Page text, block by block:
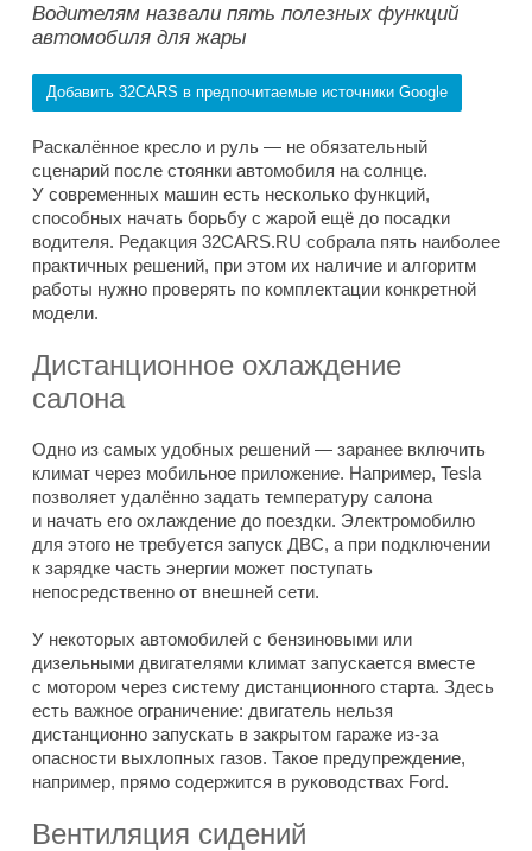
Водителям назвали пять полезных функций
автомобиля для жары
Добавить 32CARS в предпочитаемые источники Google
Раскалённое кресло и руль — не обязательный
сценарий после стоянки автомобиля на солнце.
У современных машин есть несколько функций,
способных начать борьбу с жарой ещё до посадки
водителя. Редакция 32CARS.RU собрала пять наиболее
практичных решений, при этом их наличие и алгоритм
работы нужно проверять по комплектации конкретной
модели.
Дистанционное охлаждение
салона
Одно из самых удобных решений — заранее включить
климат через мобильное приложение. Например, Tesla
позволяет удалённо задать температуру салона
и начать его охлаждение до поездки. Электромобилю
для этого не требуется запуск ДВС, а при подключении
к зарядке часть энергии может поступать
непосредственно от внешней сети.
У некоторых автомобилей с бензиновыми или
дизельными двигателями климат запускается вместе
с мотором через систему дистанционного старта. Здесь
есть важное ограничение: двигатель нельзя
дистанционно запускать в закрытом гараже из-за
опасности выхлопных газов. Такое предупреждение,
например, прямо содержится в руководствах Ford.
Вентиляция сидений